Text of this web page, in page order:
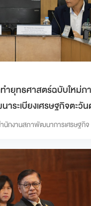
ำยุทธศาสตร์ฉบับใหม่ภ
ระเบียงเศรษฐกิจตะวั
นกรอบความร่วมมือประ
นักงานสภาพัฒนาการเศรษฐกิ